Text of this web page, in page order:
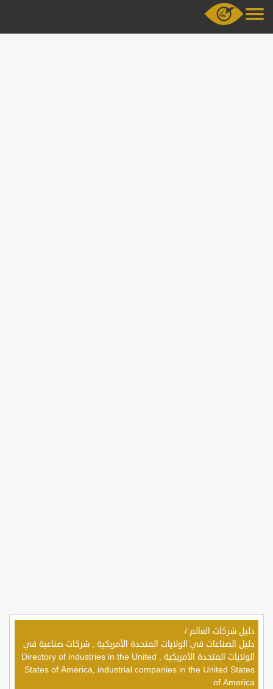
دليل شركات العالم /
دليل الصناعات في الولايات المتحدة الأمريكية , شركات صناعية في
الولايات المتحدة الأمريكية , Directory of industries in the United
States of America, industrial companies in the United States
of America